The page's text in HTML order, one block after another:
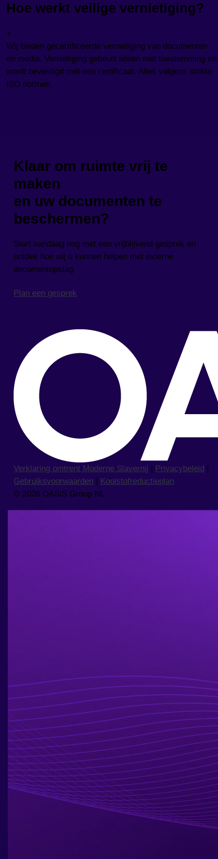
Hoe werkt veilige vernietiging?
+
Wij bieden gecertificeerde vernietiging van documenten
en media. Vernietiging gebeurt alleen met toestemming en
wordt bevestigd met een certificaat. Alles volgens strikte
ISO normen.
Klaar om ruimte vrij te
maken
en uw documenten te
beschermen?
Start vandaag nog met een vrijblijvend gesprek en
ontdek hoe wij u kunnen helpen met externe
documentopslag.
Plan een gesprek
Verklaring omtrent Moderne Slavernij Privacybeleid
Gebruiksvoorwaarden
Koolstofreductieplan
© 2026 OASIS Group NL